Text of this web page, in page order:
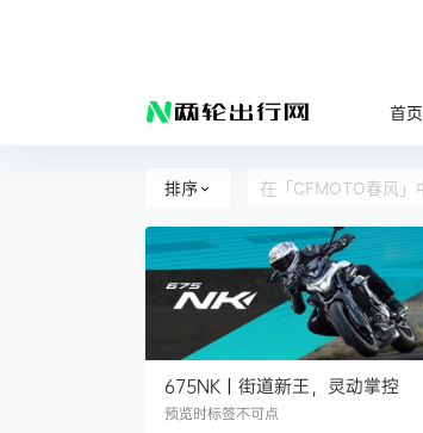
首页
排序
675NK丨街道新王，灵动掌控
预览时标签不可点